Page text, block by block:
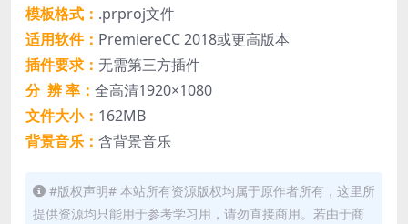
模板格式： .prproj文件
适用软件： PremiereCC 2018或更高版本
插件要求： 无需第三方插件
分 辨 率： 全高清1920×1080
文件大小： 162MB
背景音乐： 含背景音乐
#版权声明# 本站所有资源版权均属于原作者所有，这里所
提供资源均只能用于参考学习用，请勿直接商用。若由于商